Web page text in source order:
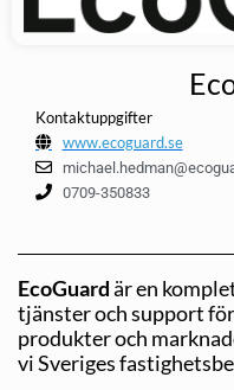
Kontaktuppgifter
www.ecoguard.se
0709-350833
EcoGuardär en
tjänster och support
produkter och
vi Sveriges